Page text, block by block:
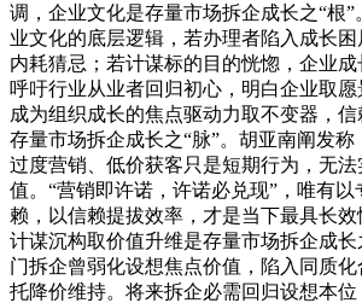
调，企业文化是存量市场拆企成长之“根
业文化的底层逻辑，若办理者陷入成长
内耗猜忌；若计谋标的目的恍惚，企业
呼吁行业从业者回归初心，明白企业取
成为组织成长的焦点驱动力取不变器，
存量市场拆企成长之“脉”。胡亚南阐发
过度营销、低价获客只是短期行为，无
值。“营销即许诺，许诺必兑现”，唯有
赖，以信赖提拔效率，才是当下最具长
计谋沉构取价值升维是存量市场拆企成长
门拆企曾弱化设想焦点价值，陷入同质
托降价维持。将来拆企必需回归设想本